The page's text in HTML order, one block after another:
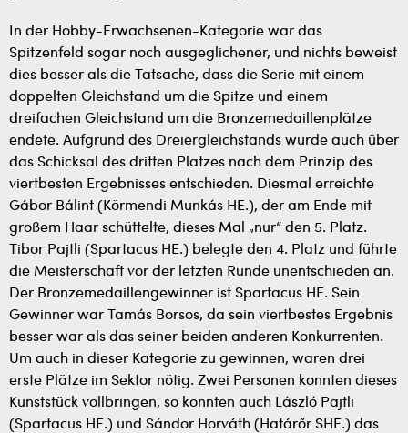
In der Hobby-Erwachsenen-Kategorie war das
Spitzenfeld sogar noch ausgeglichener, und nichts beweist
dies besser als die Tatsache, dass die Serie mit einem
doppelten Gleichstand um die Spitze und einem
dreifachen Gleichstand um die Bronzemedaillenplätze
endete. Aufgrund des Dreiergleichstands wurde auch über
das Schicksal des dritten Platzes nach dem Prinzip des
viertbesten Ergebnisses entschieden. Diesmal erreichte
Gábor Bálint (Körmendi Munkás HE.), der am Ende mit
großem Haar schüttelte, dieses Mal „nur“ den 5. Platz.
Tibor Pajtli (Spartacus HE.) belegte den 4. Platz und führte
die Meisterschaft vor der letzten Runde unentschieden an.
Der Bronzemedaillengewinner ist Spartacus HE. Sein
Gewinner war Tamás Borsos, da sein viertbestes Ergebnis
besser war als das seiner beiden anderen Konkurrenten.
Um auch in dieser Kategorie zu gewinnen, waren drei
erste Plätze im Sektor nötig. Zwei Personen konnten dieses
Kunststück vollbringen, so konnten auch László Pajtli
(Spartacus HE.) und Sándor Horváth (Határőr SHE.) das